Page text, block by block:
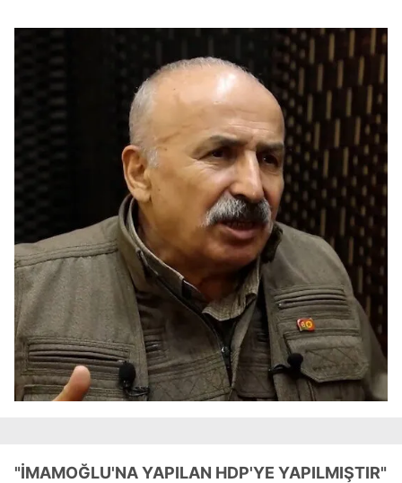
hazırlanmış Aydınlatma Metnimizi okumak ve sitemizde
ilgili mevzuata uygun olarak kullanılan çerezlerle ilgili bilgi
tıklayınız
"İMAMOĞLU'NA YAPILAN HDP'YE YAPILMIŞTIR"